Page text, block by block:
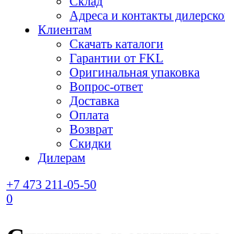
Адреса и контакты
Клиентам
Скачать каталоги
Гарантии от FKL
Оригинальная упаковка
Вопрос-ответ
Доставка
Оплата
Возврат
Скидки
Дилерам
+7 473 211-05-50
0